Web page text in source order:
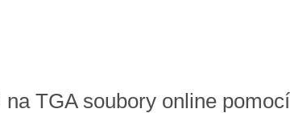
TGA soubory online pomocí